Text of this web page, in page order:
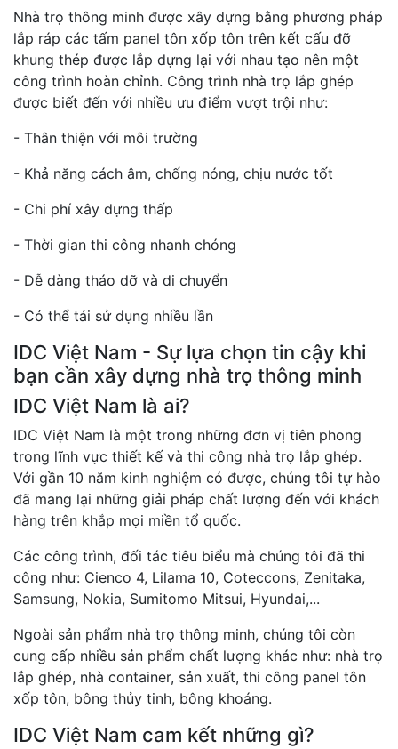
Nhà trọ thông minh được xây dựng bằng phương pháp
lắp ráp các tấm panel tôn xốp tôn trên kết cấu đỡ
khung thép được lắp dựng lại với nhau tạo nên một
công trình hoàn chỉnh. Công trình nhà trọ lắp ghép
được biết đến với nhiều ưu điểm vượt trội như:
- Thân thiện với môi trường
- Khả năng cách âm, chống nóng, chịu nước tốt
- Chi phí xây dựng thấp
- Thời gian thi công nhanh chóng
- Dễ dàng tháo dỡ và di chuyển
- Có thể tái sử dụng nhiều lần
IDC Việt Nam - Sự lựa chọn tin cậy khi
bạn cần xây dựng nhà trọ thông minh
IDC Việt Nam là ai?
IDC Việt Nam là một trong những đơn vị tiên phong
trong lĩnh vực thiết kế và thi công nhà trọ lắp ghép.
Với gần 10 năm kinh nghiệm có được, chúng tôi tự hào
đã mang lại những giải pháp chất lượng đến với khách
hàng trên khắp mọi miền tổ quốc.
Các công trình, đối tác tiêu biểu mà chúng tôi đã thi
công như: Cienco 4, Lilama 10, Coteccons, Zenitaka,
Samsung, Nokia, Sumitomo Mitsui, Hyundai,...
Ngoài sản phẩm nhà trọ thông minh, chúng tôi còn
cung cấp nhiều sản phẩm chất lượng khác như: nhà trọ
lắp ghép, nhà container, sản xuất, thi công panel tôn
xốp tôn, bông thủy tinh, bông khoáng.
IDC Việt Nam cam kết những gì?